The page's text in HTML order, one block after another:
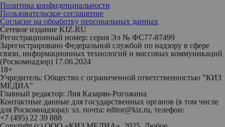
Политика конфиденциальности
Пользовательское соглашение
Согласие на обработку персональных данных
Сетевое издание KIZ.RU
Регистрационный номер: серия Эл № ФС77-87499
Зарегистрировано Федеральной службой по надзору в сфере
связи, информационных технологий и массовых коммуникаций
(Роскомнадзор) 17.06.2024
18+
Учредитель: Общество с ограниченной ответственностью "КИЗ
МЕДИА"
Главный редактор: Лия Казарян-Рогожина
Контактные данные для государственных органов (в том числе
для Роскомнадзора): эл. почта: editor@kiz.ru, телефон:
+7 (495) 22 39 888